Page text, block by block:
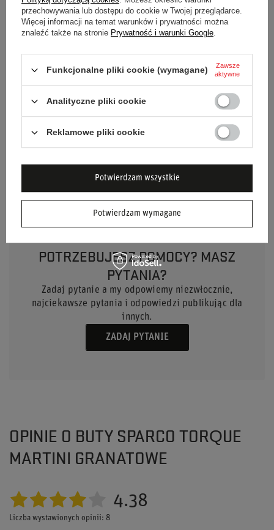
Marka Sparco
Kolor Granatowy
Płeć Unisex
Grupa wiekowa Dorośli
POTRZEBUJESZ POMOCY? MASZ
PYTANIA?
Zadaj pytanie a my odpowiemy niezwłocznie,
najciekawsze pytania i odpowiedzi publikując dla
innych.
ZADAJ PYTANIE
OPINIE O BUTY SPARCO TORQUE
MARTINI GRANATOWE
4.38
Liczba wystawionych opinii: 8
przechowywania lub dostępu do cookie w Twojej przeglądarce.
Więcej informacji na temat warunków i prywatności można
znaleźć także na stronie Prywatność i warunki Google.
Funkcjonalne pliki cookie (wymagane)
Zawsze
aktywne
Analityczne pliki cookie
Reklamowe pliki cookie
Potwierdzam wymagane
Potwierdzam wszystkie